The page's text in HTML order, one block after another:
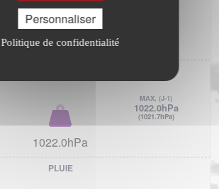
SO
DIRECTION DU VENT
1022.0hPa
MAX.(J-1)
1022.0hPa
(1021.7hPa)
PLUIE
Personnaliser
Politique de confidentialité